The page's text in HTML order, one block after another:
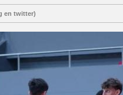
en twitter)